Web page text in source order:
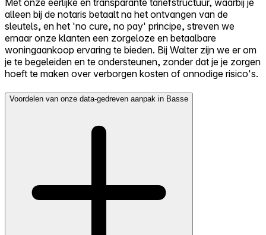
Met onze eerlijke en transparante tariefstructuur, waarbij je
alleen bij de notaris betaalt na het ontvangen van de
sleutels, en het 'no cure, no pay' principe, streven we
ernaar onze klanten een zorgeloze en betaalbare
woningaankoop ervaring te bieden. Bij Walter zijn we er om
je te begeleiden en te ondersteunen, zonder dat je je zorgen
hoeft te maken over verborgen kosten of onnodige risico's.
Voordelen van onze data-gedreven aanpak in Basse